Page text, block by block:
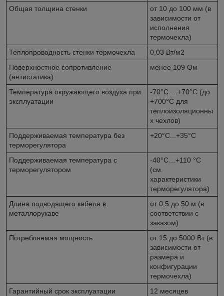
Общая толщина стенки
от 10 до 100 мм (в
зависимости от
исполнения
термочехла)
Теплопроводность стенки термочехла
0,03 Вт/м2
Поверхностное сопротивление
(антистатика)
менее 109 Ом
Температура окружающего воздуха при
эксплуатации
-70°С….+70°С (до
+700°С для
теплоизоляционны
х чехлов)
Поддерживаемая температура без
терморегулятора
+20°С...+35°С
Поддерживаемая температура с
терморегулятором
-40°С…+110 °С
(см.
характеристики
терморегулятора)
Длина подводящего кабеля в
металлорукаве
от 0,5 до 50 м (в
соответствии с
заказом)
Потребляемая мощность
от 15 до 5000 Вт (в
зависимости от
размера и
конфигурации
термочехла)
Гарантийный срок эксплуатации
12 месяцев